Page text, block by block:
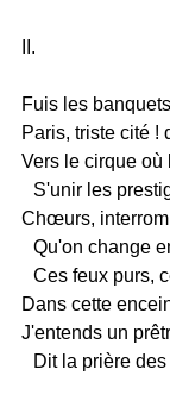
II.
Fuis les
Paris, triste cité !
Vers le cirque où
S'unir les
Chœurs,
Qu'on change
Ces feux purs,
Dans cette
J'entends un
Dit la prière